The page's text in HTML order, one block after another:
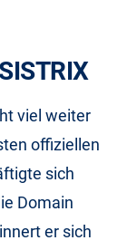
viel weiter
offiziellen
sich
Domain
er sich